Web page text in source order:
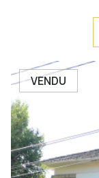
VENDU